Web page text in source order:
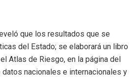
que los resultados que se
del Estado; se elaborará un libro
Atlas de Riesgo, en la página del
nacionales e internacionales y